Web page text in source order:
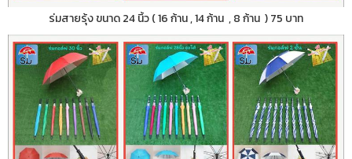
ร่มสายรุ้ง ขนาด 24 นิ้ว ( 16 ก้าน , 14 ก้าน , 8 ก้าน ) 75 บาท